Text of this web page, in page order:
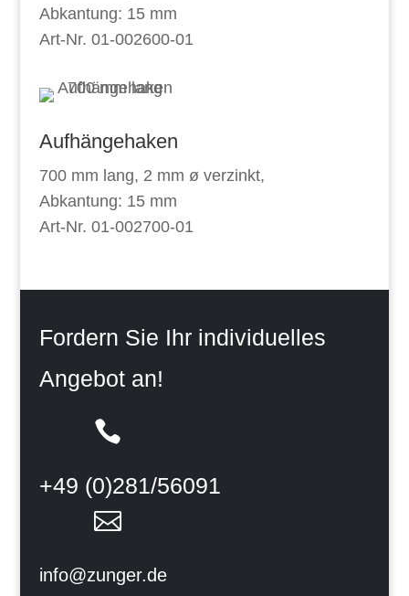
Abkantung: 15 mm
Art-Nr. 01-002600-01
Aufhängehaken
700 mm lang, 2 mm ø verzinkt,
Abkantung: 15 mm
Art-Nr. 01-002700-01
Fordern Sie Ihr individuelles
Angebot an!

+49 (0)281/56091

info@zunger.de